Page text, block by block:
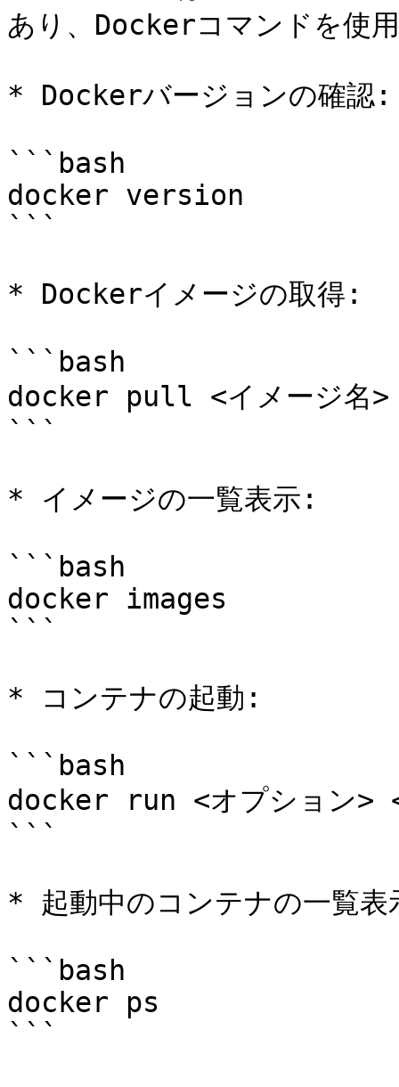
あり、Dockerコマンドを使
* Dockerバージョンの確認:
```bash
docker version
```
* Dockerイメージの取得:
```bash
docker pull <イメージ名>
```
* イメージの一覧表示:
```bash
docker images
```
* コンテナの起動:
```bash
docker run <オプション>
```
* 起動中のコンテナの一覧
```bash
docker ps
```